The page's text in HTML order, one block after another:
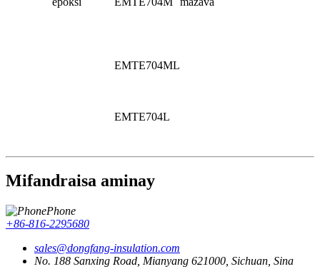
EMTE704ML
EMTE704L
Mifandraisa aminay
Phone
+86-816-2295680
sales@dongfang-insulation.com
No. 188 Sanxing Road, Mianyang 621000, Sichuan, Sina